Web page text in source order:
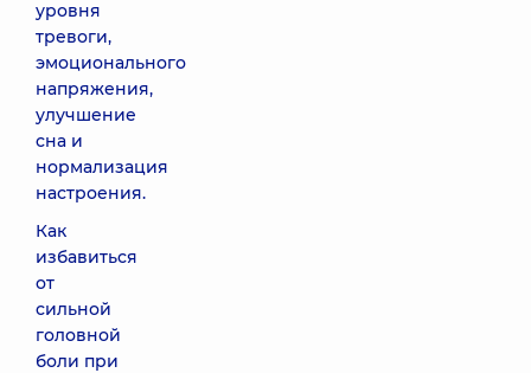
уровня
тревоги,
эмоционального
напряжения,
улучшение
сна и
нормализация
настроения.
Как
избавиться
от
сильной
головной
боли при